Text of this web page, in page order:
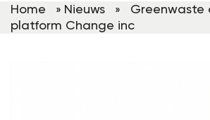
Home » Nieuws »
Greenwaste
platform Change inc